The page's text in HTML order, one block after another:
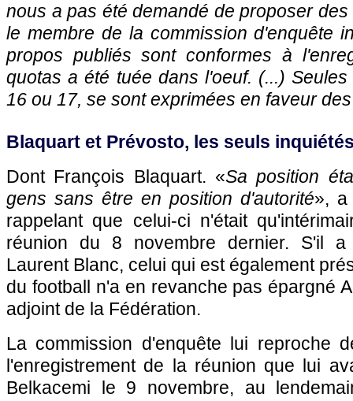
nous a pas été demandé de proposer
le membre de la commission d'enquête
propos publiés sont conformes à
quotas a été tuée dans l'oeuf. (...)
16 ou 17, se sont exprimées en faveur
Blaquart et Prévosto, les seuls
Dont François Blaquart. «Sa position
gens sans être en position d'autorité», a
rappelant que celui-ci n'était
réunion du 8 novembre dernier. S'il
Laurent Blanc, celui qui est également
du football n'a en revanche pas épargné
adjoint de la Fédération.
La commission d'enquête lui reproche
l'enregistrement de la réunion que lui
Belkacemi le 9 novembre, au